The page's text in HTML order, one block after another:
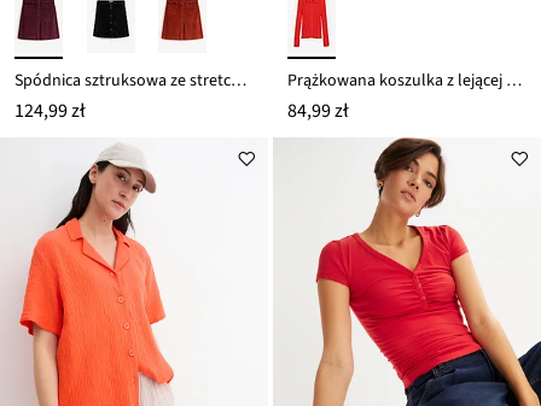
Spódnica sztruksowa ze stretchem i plisą guzikową
124,99 zł
Prążkowana koszulka z lejącej mieszanki wiskozy
84,99 zł